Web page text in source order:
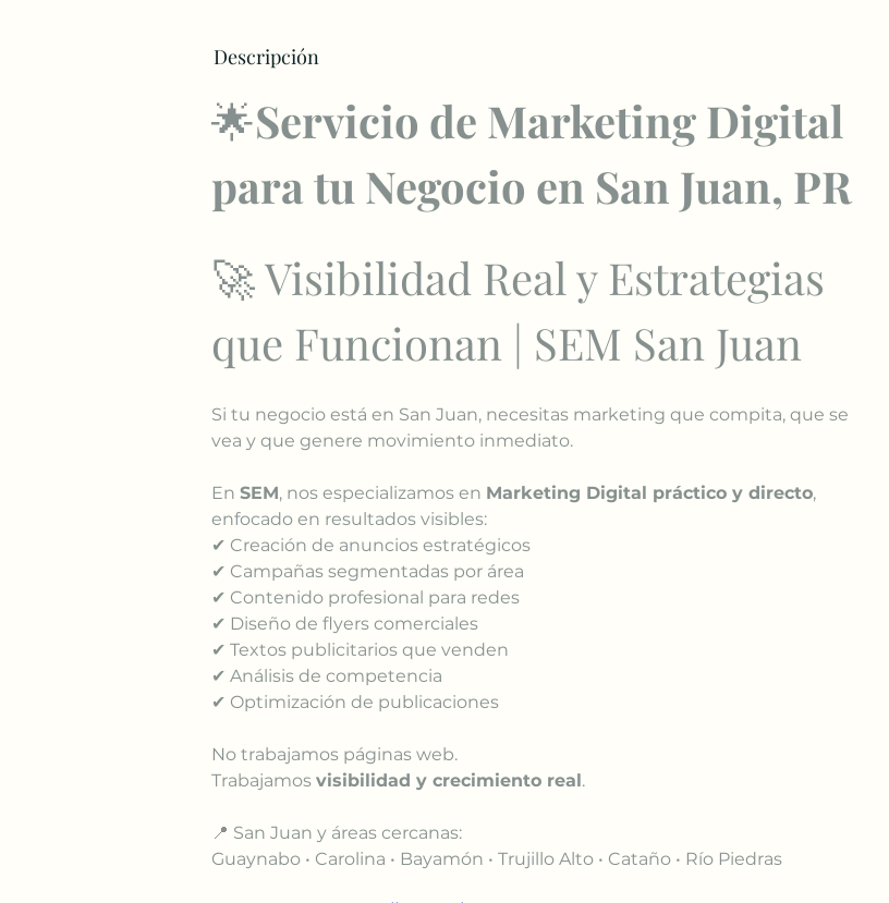
Descripción
🌟Servicio de Marketing Digital
para tu Negocio en San Juan, PR
🚀 Visibilidad Real y Estrategias
que Funcionan | SEM San Juan
Si tu negocio está en San Juan, necesitas marketing que compita, que se
vea y que genere movimiento inmediato.
En SEM, nos especializamos en Marketing Digital práctico y directo,
enfocado en resultados visibles:
✔ Creación de anuncios estratégicos
✔ Campañas segmentadas por área
✔ Contenido profesional para redes
✔ Diseño de flyers comerciales
✔ Textos publicitarios que venden
✔ Análisis de competencia
✔ Optimización de publicaciones
No trabajamos páginas web.
Trabajamos visibilidad y crecimiento real .
📍 San Juan y áreas cercanas:
Guaynabo • Carolina • Bayamón • Trujillo Alto • Cataño • Río Piedras